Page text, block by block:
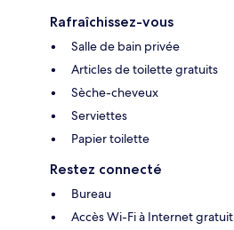
Rafraîchissez-vous
Salle de bain privée
Articles de toilette gratuits
Sèche-cheveux
Serviettes
Papier toilette
Restez connecté
Bureau
Accès Wi-Fi à Internet gratuit